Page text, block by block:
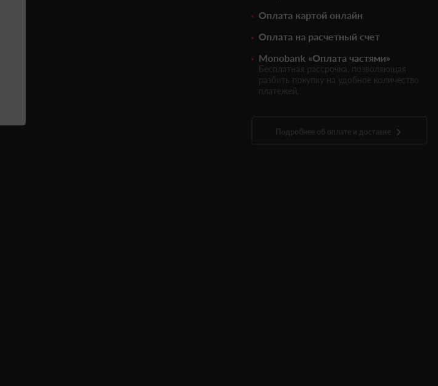
Оплата картой онлайн
Оплата на расчетный счет
Monobank «Оплата частями»
Бесплатная рассрочка, позволяющая
разбить покупку на удобное количество
платежей.
Подробнее об оплате и доставке